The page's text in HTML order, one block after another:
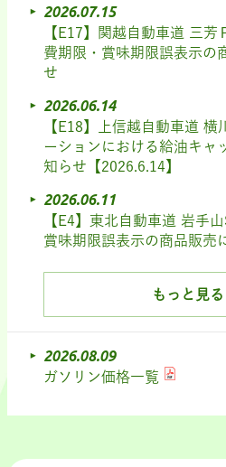
2026.07.15
【E17】関越自動車道 三
費期限・賞味期限誤表示の
せ
2026.06.14
【E18】上信越自動車道
ーションにおける給油キャ
知らせ【2026.6.14】
2026.06.11
【E4】東北自動車道 岩手
賞味期限誤表示の商品販売
もっと見る
2026.08.09
ガソリン価格一覧